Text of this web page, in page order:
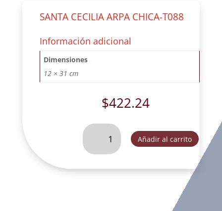
SANTA CECILIA ARPA CHICA-T088
Información adicional
Dimensiones
12 × 31 cm
$422.24
SANTA
ARPA
T088
Añadir al carrito